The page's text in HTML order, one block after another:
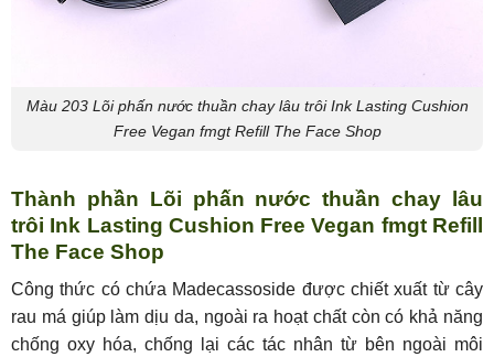
Màu 203 Lõi phấn nước thuần chay lâu trôi Ink Lasting Cushion
Free Vegan fmgt Refill The Face Shop
Thành phần Lõi phấn nước thuần chay lâu
trôi Ink Lasting Cushion Free Vegan fmgt Refill
The Face Shop
Công thức có chứa Madecassoside được chiết xuất từ cây
rau má giúp làm dịu da, ngoài ra hoạt chất còn có khả năng
chống oxy hóa, chống lại các tác nhân từ bên ngoài môi